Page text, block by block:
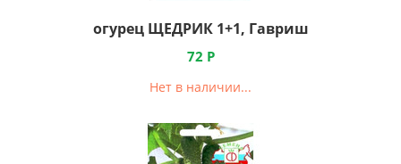
огурец ЩЕДРИК 1+1, Гавриш
72 Р
Нет в наличии...